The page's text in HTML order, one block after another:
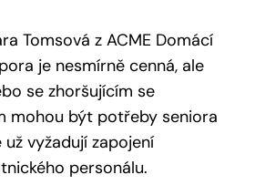
Tomsová z ACME Domácí
je nesmírně cenná, ale
se zhoršujícím se
mohou být potřeby seniora
vyžadují zapojení
personálu.